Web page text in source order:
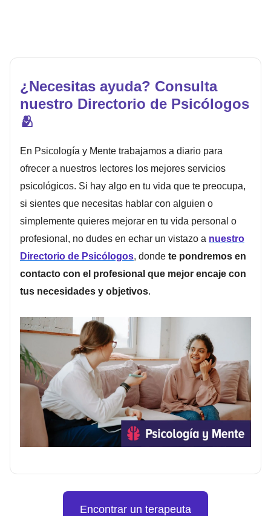
¿Necesitas ayuda? Consulta
nuestro Directorio de Psicólogos
🫂
En Psicología y Mente trabajamos a diario para
ofrecer a nuestros lectores los mejores servicios
psicológicos. Si hay algo en tu vida que te preocupa,
si sientes que necesitas hablar con alguien o
simplemente quieres mejorar en tu vida personal o
profesional, no dudes en echar un vistazo a nuestro
Directorio de Psicólogos, donde te pondremos en
contacto con el profesional que mejor encaje con
tus necesidades y objetivos.
Encontrar un terapeuta